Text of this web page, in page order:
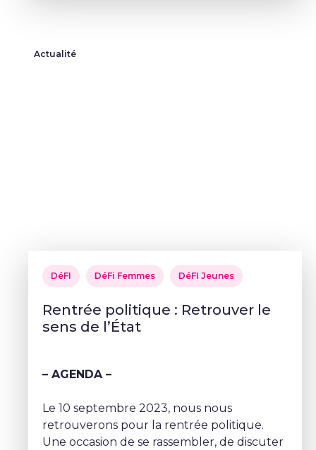
Actualité
DéFI DéFi Femmes DéFI Jeunes
Rentrée politique : Retrouver le
sens de l’État
– AGENDA –
Le 10 septembre 2023, nous nous
retrouverons pour la rentrée politique.
Une occasion de se rassembler, de discuter